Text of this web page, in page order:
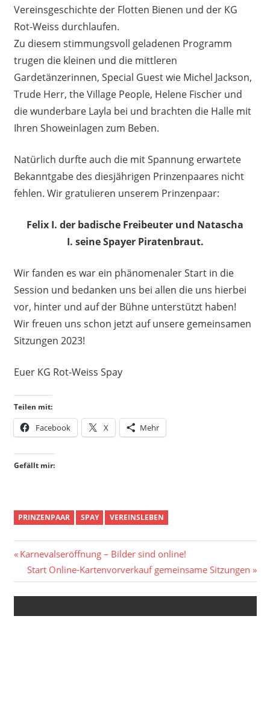
Vereinsgeschichte der Flotten Bienen und der KG
Rot-Weiss durchlaufen.
Zu diesem stimmungsvoll geladenen Programm
trugen die kleinen und die mittleren
Gardetänzerinnen, Special Guest wie Michel Jackson,
Trude Herr, the Village People, Helene Fischer und
die wunderbare Layla bei und brachten die Halle mit
Ihren Showeinlagen zum Beben.
Natürlich durfte auch die mit Spannung erwartete
Bekanntgabe des diesjährigen Prinzenpaares nicht
fehlen. Wir gratulieren unserem Prinzenpaar:
Felix I. der badische Freibeuter und Natascha
I. seine Spayer Piratenbraut.
Wir fanden es war ein phänomenaler Start in die
Session und bedanken uns bei allen die uns hierbei
vor, hinter und auf der Bühne unterstützt haben!
Wir freuen uns schon jetzt auf unsere gemeinsamen
Sitzungen 2023!
Euer KG Rot-Weiss Spay
Teilen mit:
Facebook X Mehr
Gefällt mir:
PRINZENPAAR SPAY VEREINSLEBEN
Beitragsnavigation
Vorheriger
Beitrag:
Karnevalseröffnung – Bilder sind online!
Nächster
Beitrag:
Start Online-Kartenvorverkauf gemeinsame Sitzungen